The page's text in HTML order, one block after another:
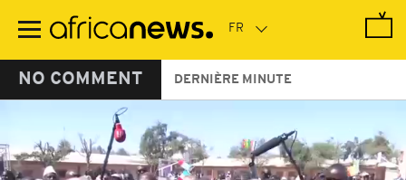
contenu
NO COMMENT DERNIÈRE MINUTE